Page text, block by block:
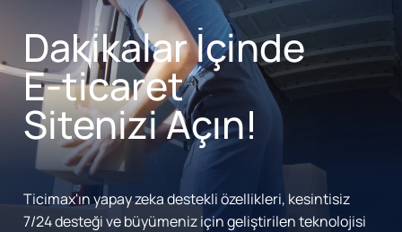
Dakikalar İçinde
E-ticaret
Sitenizi Açın!
Ticimax'ın yapay zeka destekli özellikleri, kesintisiz
7/24 desteği ve büyümeniz için geliştirilen teknolojisi